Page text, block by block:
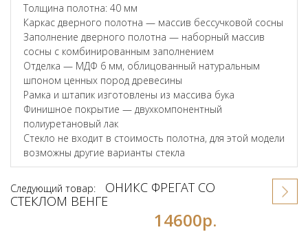
Толщина полотна: 40 мм
Каркас дверного полотна — массив бессучковой сосны
Заполнение дверного полотна — наборный массив
сосны с комбинированным заполнением
Отделка — МДФ 6 мм, облицованный натуральным
шпоном ценных пород древесины
Рамка и штапик изготовлены из массива бука
Финишное покрытие — двухкомпонентный
полиуретановый лак
Стекло не входит в стоимость полотна, для этой модели
возможны другие варианты стекла
Следующий товар:
ОНИКС ФРЕГАТ СО
СТЕКЛОМ ВЕНГЕ
14600р.